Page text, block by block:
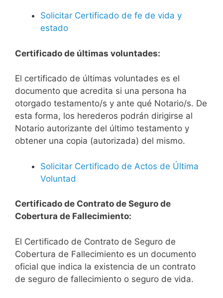
Solicitar Certificado de fe de vida y
estado
Certificado de últimas voluntades:
El certificado de últimas voluntades es el
documento que acredita si una persona ha
otorgado testamento/s y ante qué Notario/s. De
esta forma, los herederos podrán dirigirse al
Notario autorizante del último testamento y
obtener una copia (autorizada) del mismo.
Solicitar Certificado de Actos de Última
Voluntad
Certificado de Contrato de Seguro de
Cobertura de Fallecimiento:
El Certificado de Contrato de Seguro de
Cobertura de Fallecimiento es un documento
oficial que indica la existencia de un contrato
de seguro de fallecimiento o seguro de vida.